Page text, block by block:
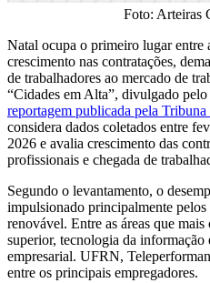
Foto: Arteiras
Natal ocupa o primeiro lugar entre
crescimento nas contratações,
de trabalhadores ao mercado de
“Cidades em Alta”, divulgado
reportagem publicada pela
considera dados coletados entre
2026 e avalia crescimento das
profissionais e chegada de
Segundo o levantamento, o
impulsionado principalmente pelos
renovável. Entre as áreas que mais
superior, tecnologia da informação
empresarial. UFRN,
entre os principais empregadores.